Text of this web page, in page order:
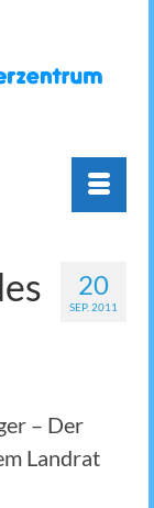
20
SEP. 2011
– Der
Landrat